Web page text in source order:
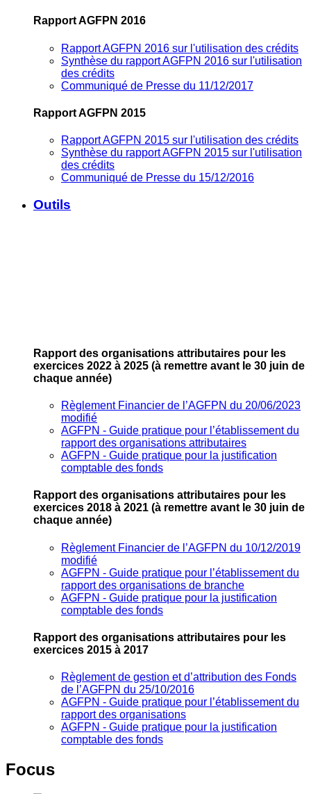
Rapport AGFPN 2016
Rapport AGFPN 2016 sur l'utilisation des crédits
Synthèse du rapport AGFPN 2016 sur l'utilisation
des crédits
Communiqué de Presse du 11/12/2017
Rapport AGFPN 2015
Rapport AGFPN 2015 sur l'utilisation des crédits
Synthèse du rapport AGFPN 2015 sur l'utilisation
des crédits
Communiqué de Presse du 15/12/2016
Outils
Rapport des organisations attributaires pour les
exercices 2022 à 2025 (à remettre avant le 30 juin de
chaque année)
Règlement Financier de l’AGFPN du 20/06/2023
modifié
AGFPN ‐ Guide pratique pour l’établissement du
rapport des organisations attributaires
AGFPN ‐ Guide pratique pour la justification
comptable des fonds
Rapport des organisations attributaires pour les
exercices 2018 à 2021 (à remettre avant le 30 juin de
chaque année)
Règlement Financier de l’AGFPN du 10/12/2019
modifié
AGFPN ‐ Guide pratique pour l’établissement du
rapport des organisations de branche
AGFPN ‐ Guide pratique pour la justification
comptable des fonds
Rapport des organisations attributaires pour les
exercices 2015 à 2017
Règlement de gestion et d’attribution des Fonds
de l’AGFPN du 25/10/2016
AGFPN ‐ Guide pratique pour l’établissement du
rapport des organisations
AGFPN ‐ Guide pratique pour la justification
comptable des fonds
Focus